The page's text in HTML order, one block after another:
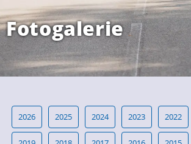
Fotogalerie
2026 2025 2024 2023 2022